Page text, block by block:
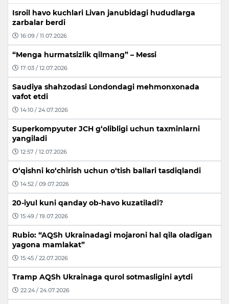
Isroil havo kuchlari Livan janubidagi hududlarga
zarbalar berdi
16:09 / 11.07.2026
“Menga hurmatsizlik qilmang” – Messi
17:03 / 12.07.2026
Saudiya shahzodasi Londondagi mehmonxonada
vafot etdi
14:10 / 24.07.2026
Superkompyuter JCH g‘olibligi uchun taxminlarni
yangiladi
12:57 / 12.07.2026
O‘qishni ko‘chirish uchun o‘tish ballari tasdiqlandi
14:52 / 09.07.2026
20-iyul kuni qanday ob-havo kuzatiladi?
15:49 / 19.07.2026
Rubio: “AQSh Ukrainadagi mojaroni hal qila oladigan
yagona mamlakat”
15:45 / 22.07.2026
Tramp AQSh Ukrainaga qurol sotmasligini aytdi
22:24 / 24.07.2026